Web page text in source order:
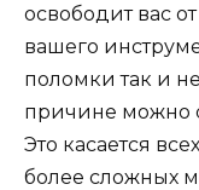
освободит вас
вашего
поломки так и
причине можно
Это касается
более сложных